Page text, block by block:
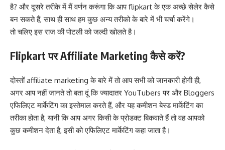
है? और दूसरे तरीके में मैं वर्णन करूंगा कि आप flipkart के एक अच्छे सेलेर कैसे
बन सकते हैं, साथ ही साथ हम कुछ अन्य तरीको के बारे में भी चर्चा करेंगे।
तो चलिए इस राज की पोटली को जल्दी खोलते है।
Flipkart पर Affiliate Marketing कैसे करें?
दोस्तों affiliate marketing के बारे में तो आप सभी को जानकारी होगी ही,
अगर आप नहीं जानते तो बता दूं कि ज्यादातर YouTubers पर और Bloggers
एफिलिएट मार्केटिंग का इस्तेमाल करते हैं, और यह कमीशन बेस्ड मार्केटिंग का
तरीका होता है, यानी कि आप अगर किसी के प्रोडक्ट बिकवाते हैं तो वह आपको
कुछ कमीशन देता है, इसी को एफिलिएट मार्केटिंग कहा जाता है।